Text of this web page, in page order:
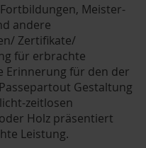
Meister-
andere
Zertifikate/
für erbrachte
Erinnerung für den der
Gestaltung
zeitlosen
Holz präsentiert
Leistung.